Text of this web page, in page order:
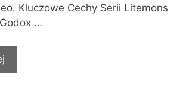
Kluczowe Cechy Serii Litemons
…